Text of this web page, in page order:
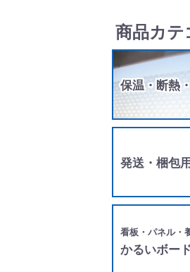
商品カテ
保温・断熱
発送・梱包
看板・パネル・
かるいボー